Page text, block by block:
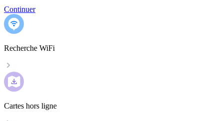
Continuer
Recherche WiFi
Cartes hors ligne